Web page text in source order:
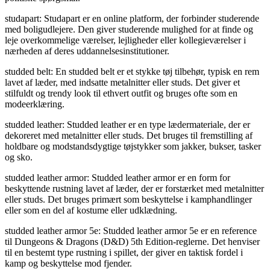
studapart: Studapart er en online platform, der forbinder studerende
med boligudlejere. Den giver studerende mulighed for at finde og
leje overkommelige værelser, lejligheder eller kollegieværelser i
nærheden af deres uddannelsesinstitutioner.
studded belt: En studded belt er et stykke tøj tilbehør, typisk en rem
lavet af læder, med indsatte metalnitter eller studs. Det giver et
stilfuldt og trendy look til ethvert outfit og bruges ofte som en
modeerklæring.
studded leather: Studded leather er en type lædermateriale, der er
dekoreret med metalnitter eller studs. Det bruges til fremstilling af
holdbare og modstandsdygtige tøjstykker som jakker, bukser, tasker
og sko.
studded leather armor: Studded leather armor er en form for
beskyttende rustning lavet af læder, der er forstærket med metalnitter
eller studs. Det bruges primært som beskyttelse i kamphandlinger
eller som en del af kostume eller udklædning.
studded leather armor 5e: Studded leather armor 5e er en reference
til Dungeons & Dragons (D&D) 5th Edition-reglerne. Det henviser
til en bestemt type rustning i spillet, der giver en taktisk fordel i
kamp og beskyttelse mod fjender.